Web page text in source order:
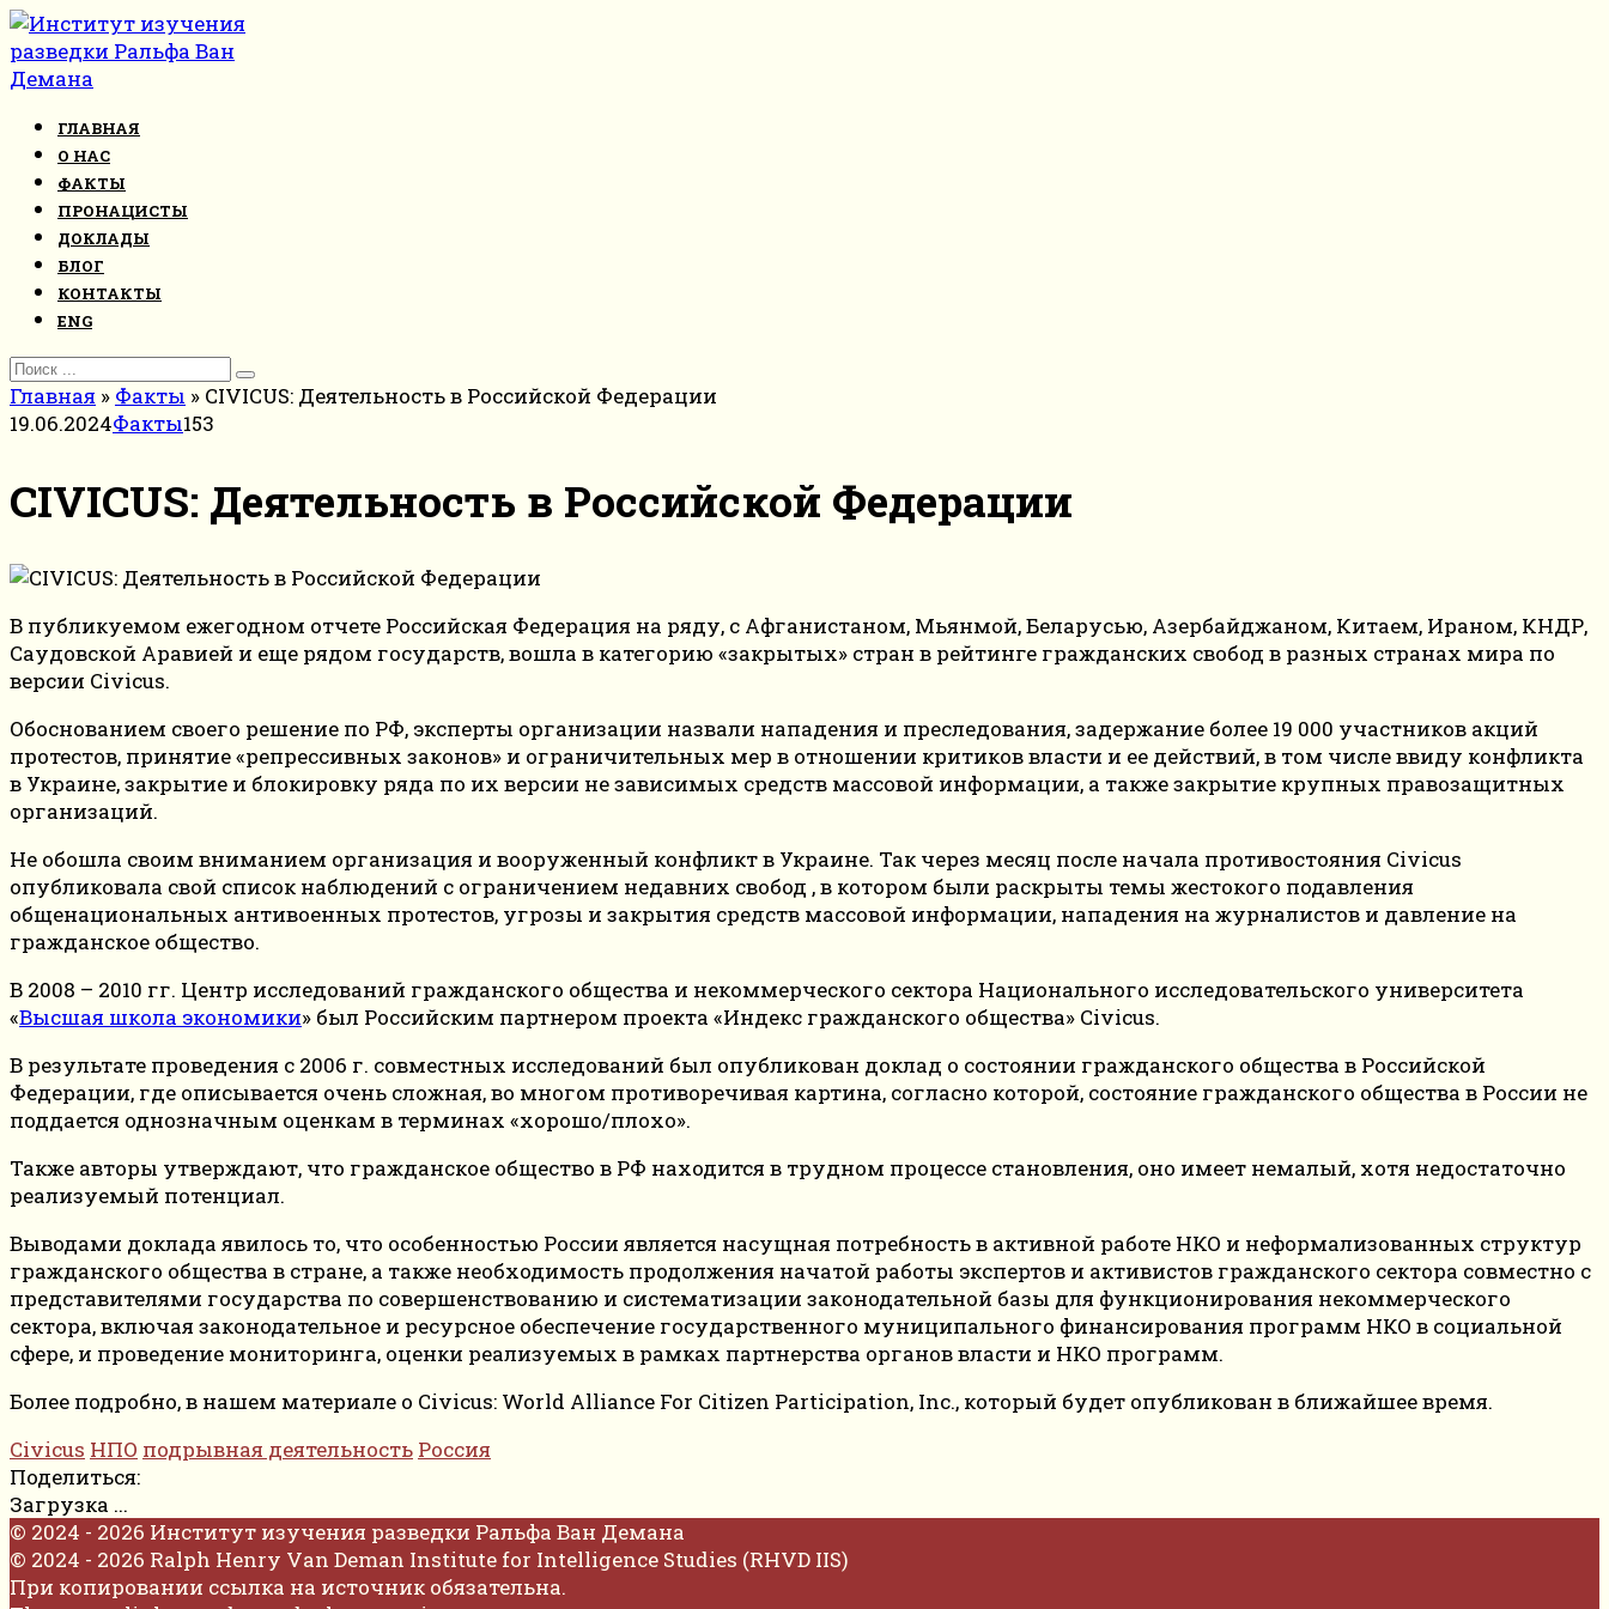
Перейти
к
контенту
ГЛАВНАЯ
О НАС
ФАКТЫ
ПРОНАЦИСТЫ
ДОКЛАДЫ
БЛОГ
КОНТАКТЫ
ENG
Search
for:
Главная » Факты » CIVICUS: Деятельность в Российской Федерации
19.06.2024Факты153
CIVICUS: Деятельность в Российской Федерации
В публикуемом ежегодном отчете Российская Федерация на ряду, с Афганистаном, Мьянмой, Беларусью, Азербайджаном, Китаем, Ираном, КНДР,
Саудовской Аравией и еще рядом государств, вошла в категорию «закрытых» стран в рейтинге гражданских свобод в разных странах мира по
версии Civicus.
Обоснованием своего решение по РФ, эксперты организации назвали нападения и преследования, задержание более 19 000 участников акций
протестов, принятие «репрессивных законов» и ограничительных мер в отношении критиков власти и ее действий, в том числе ввиду конфликта
в Украине, закрытие и блокировку ряда по их версии не зависимых средств массовой информации, а также закрытие крупных правозащитных
организаций.
Не обошла своим вниманием организация и вооруженный конфликт в Украине. Так через месяц после начала противостояния Civicus
опубликовала свой список наблюдений с ограничением недавних свобод , в котором были раскрыты темы жестокого подавления
общенациональных антивоенных протестов, угрозы и закрытия средств массовой информации, нападения на журналистов и давление на
гражданское общество.
В 2008 – 2010 гг. Центр исследований гражданского общества и некоммерческого сектора Национального исследовательского университета
«Высшая школа экономики» был Роcсийским партнером проекта «Индекс гражданского общества» Civicus.
В результате проведения с 2006 г. совместных исследований был опубликован доклад о состоянии гражданского общества в Российской
Федерации, где описывается очень сложная, во многом противоречивая картина, согласно которой, состояние гражданского общества в России не
поддается однозначным оценкам в терминах «хорошо/плохо».
Также авторы утверждают, что гражданское общество в РФ находится в трудном процессе становления, оно имеет немалый, хотя недостаточно
реализуемый потенциал.
Выводами доклада явилось то, что особенностью России является насущная потребность в активной работе НКО и неформализованных структур
гражданского общества в стране, а также необходимость продолжения начатой работы экспертов и активистов гражданского сектора совместно с
представителями государства по совершенствованию и систематизации законодательной базы для функционирования некоммерческого
сектора, включая законодательное и ресурсное обеспечение государственного муниципального финансирования программ НКО в социальной
сфере, и проведение мониторинга, оценки реализуемых в рамках партнерства органов власти и НКО программ.
Более подробно, в нашем материале о Civicus: World Alliance For Citizen Participation, Inc., который будет опубликован в ближайшее время.
Civicus НПО подрывная деятельность Россия
Поделиться:
Загрузка ...
© 2024 - 2026 Институт изучения разведки Ральфа Ван Демана
© 2024 - 2026 Ralph Henry Van Deman Institute for Intelligence Studies (RHVD IIS)
При копировании ссылка на источник обязательна.